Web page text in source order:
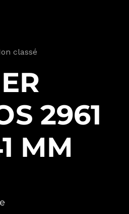
classé
2961
MM